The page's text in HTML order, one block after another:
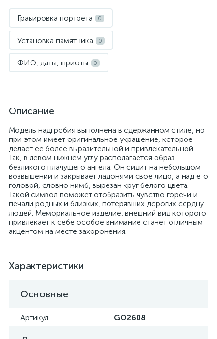
Гравировка портрета 0
Установка памятника 0
ФИО, даты, шрифты 0
Описание
Модель надгробия выполнена в сдержанном стиле, но
при этом имеет оригинальное украшение, которое
делает ее более выразительной и привлекательной.
Так, в левом нижнем углу располагается образ
безликого плачущего ангела. Он сидит на небольшом
возвышении и закрывает ладонями свое лицо, а над его
головой, словно нимб, вырезан круг белого цвета.
Такой символ поможет отобразить чувство горечи и
печали родных и близких, потерявших дорогих сердцу
людей. Мемориальное изделие, внешний вид которого
привлекает к себе особое внимание станет отличным
акцентом на месте захоронения.
Характеристики
Основные
Артикул GO2608